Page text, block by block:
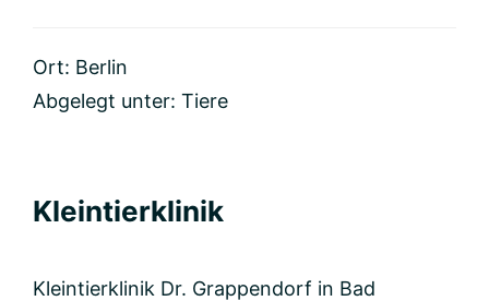
Ort: Berlin
Abgelegt unter: Tiere
Kleintierklinik
Kleintierklinik Dr. Grappendorf in Bad